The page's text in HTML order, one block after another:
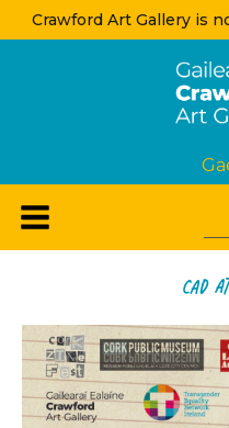
Crawford Art Gallery is
Cad